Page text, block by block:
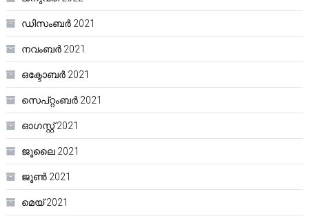
ഡിസംബർ 2021
നവംബർ 2021
ഒക്ടോബർ 2021
സെപ്റ്റംബർ 2021
ഓഗസ്റ്റ്‌ 2021
ജൂലൈ 2021
ജൂൺ 2021
മെയ്‌ 2021